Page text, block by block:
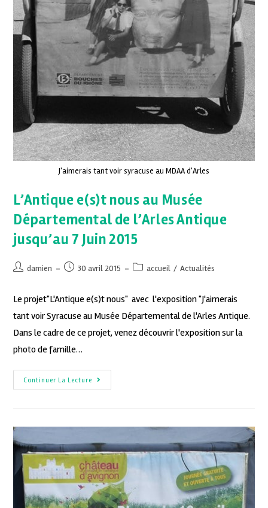
J'aimerais tant voir syracuse au MDAA d'Arles
L’Antique e(s)t nous au Musée
Départemental de l’Arles Antique
jusqu’au 7 Juin 2015
damien 30 avril 2015 accueil / Actualités
Le projet"L'Antique e(s)t nous" avec l'exposition "J'aimerais
tant voir Syracuse au Musée Départemental de l'Arles Antique.
Dans le cadre de ce projet, venez découvrir l'exposition sur la
photo de famille…
Continuer La Lecture